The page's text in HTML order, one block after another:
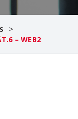
>
– WEB2